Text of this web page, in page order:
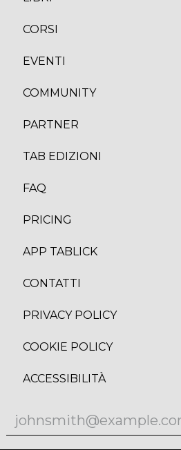
CORSI
EVENTI
COMMUNITY
PARTNER
TAB EDIZIONI
FAQ
PRICING
APP TABLICK
CONTATTI
PRIVACY POLICY
COOKIE POLICY
ACCESSIBILITÀ